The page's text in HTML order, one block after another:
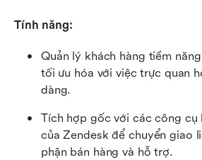
Tính năng:
Quản lý khách hàng tiềm
tối ưu hóa với việc trực quan
dàng.
Tích hợp gốc với các công cụ
của Zendesk để chuyển giao
phận bán hàng và hỗ trợ.